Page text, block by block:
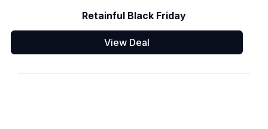
Retainful Black Friday
View Deal